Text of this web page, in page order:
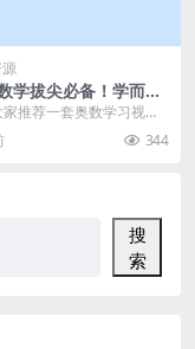
学拔尖必备！学而思
专题，1000多个学而
频+讲义！百度网盘
推荐一套奥数学习视频
小学奥数八大专题。 抛
作为升...
344
搜
索